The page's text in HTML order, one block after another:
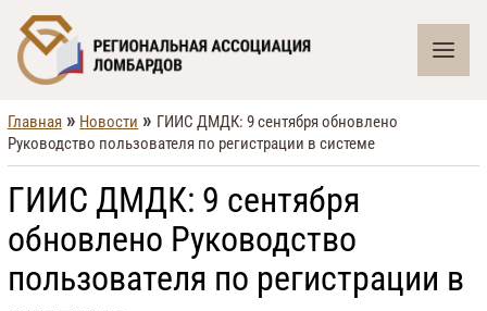
Главная » Новости » ГИИС ДМДК: 9 сентября обновлено
Руководство пользователя по регистрации в системе
ГИИС ДМДК: 9 сентября
обновлено Руководство
пользователя по регистрации в